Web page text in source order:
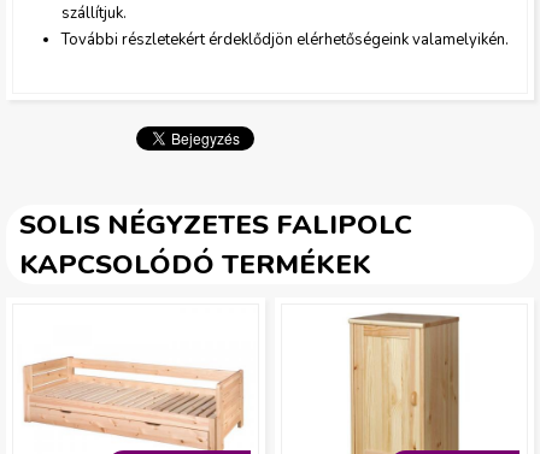
szállítjuk.
További részletekért érdeklődjön elérhetőségeink valamelyikén.
SOLIS NÉGYZETES FALIPOLC
KAPCSOLÓDÓ TERMÉKEK